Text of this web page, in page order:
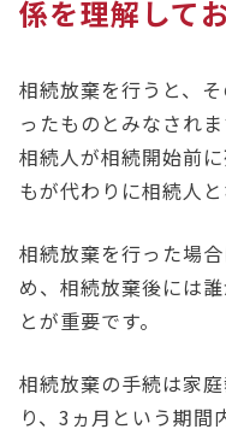
係を理解して
相続放棄を行うと、
ったものとみなされ
相続人が相続開始前
もが代わりに相続人と
相続放棄を行った場
め、相続放棄後には
とが重要です。
相続放棄の手続は家
り、3ヵ月という期間